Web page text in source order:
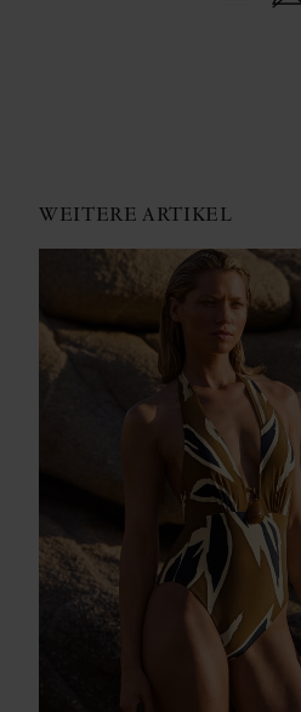
WEITERE ARTIKEL